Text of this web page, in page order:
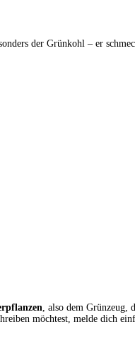
der Grünkohl – er
, also dem Grünzeug,
möchtest, melde dich